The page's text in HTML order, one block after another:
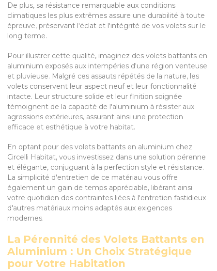
De plus, sa résistance remarquable aux conditions
climatiques les plus extrêmes assure une durabilité à toute
épreuve, préservant l'éclat et l'intégrité de vos volets sur le
long terme.
Pour illustrer cette qualité, imaginez des volets battants en
aluminium exposés aux intempéries d'une région venteuse
et pluvieuse. Malgré ces assauts répétés de la nature, les
volets conservent leur aspect neuf et leur fonctionnalité
intacte. Leur structure solide et leur finition soignée
témoignent de la capacité de l'aluminium à résister aux
agressions extérieures, assurant ainsi une protection
efficace et esthétique à votre habitat.
En optant pour des volets battants en aluminium chez
Circelli Habitat, vous investissez dans une solution pérenne
et élégante, conjuguant à la perfection style et résistance.
La simplicité d'entretien de ce matériau vous offre
également un gain de temps appréciable, libérant ainsi
votre quotidien des contraintes liées à l'entretien fastidieux
d'autres matériaux moins adaptés aux exigences
modernes.
La Pérennité des Volets Battants en
Aluminium : Un Choix Stratégique
pour Votre Habitation